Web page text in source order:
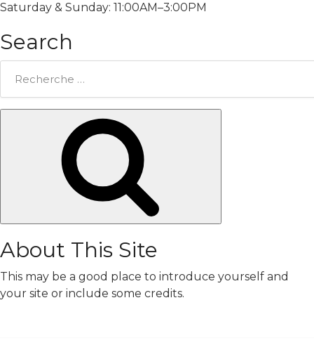
Saturday & Sunday: 11:00AM–3:00PM
Search
About This Site
This may be a good place to introduce yourself and
your site or include some credits.